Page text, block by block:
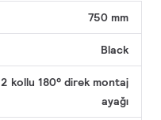
750 mm
Black
2 kollu 180° direk montaj
ayağı